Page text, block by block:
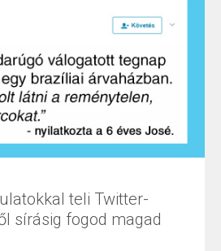
teli Twitter-
sírásig fogod magad